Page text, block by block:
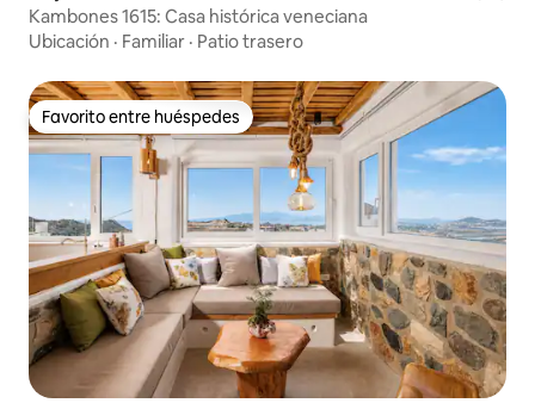
Kambones 1615: Casa histórica veneciana
Ubicación · Familiar · Patio trasero
Favorito entre huéspedes
Favorito entre huéspedes